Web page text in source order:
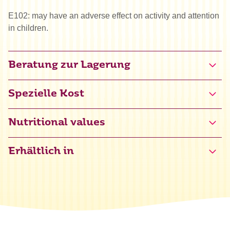
E102: may have an adverse effect on activity and attention
in children.
Beratung zur Lagerung
Spezielle Kost
Halal
Nutritional values
Kohlenhydrate
Erhältlich in